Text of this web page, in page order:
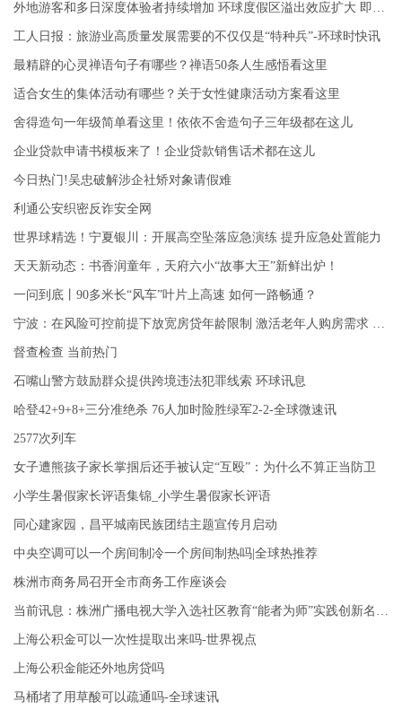
外地游客和多日深度体验者持续增加 环球度假区溢出效应扩大 即时焦点
工人日报：旅游业高质量发展需要的不仅仅是“特种兵”-环球时快讯
最精辟的心灵禅语句子有哪些？禅语50条人生感悟看这里
适合女生的集体活动有哪些？关于女性健康活动方案看这里
舍得造句一年级简单看这里！依依不舍造句子三年级都在这儿
企业贷款申请书模板来了！企业贷款销售话术都在这儿
今日热门!吴忠破解涉企社矫对象请假难
利通公安织密反诈安全网
世界球精选！宁夏银川：开展高空坠落应急演练 提升应急处置能力
天天新动态：书香润童年，天府六小“故事大王”新鲜出炉！
一问到底丨90多米长“风车”叶片上高速 如何一路畅通？
宁波：在风险可控前提下放宽房贷年龄限制 激活老年人购房需求 环球今亮点
督查检查 当前热门
石嘴山警方鼓励群众提供跨境违法犯罪线索 环球讯息
哈登42+9+8+三分准绝杀 76人加时险胜绿军2-2-全球微速讯
2577次列车
女子遭熊孩子家长掌掴后还手被认定“互殴”：为什么不算正当防卫
小学生暑假家长评语集锦_小学生暑假家长评语
同心建家园，昌平城南民族团结主题宣传月启动
中央空调可以一个房间制冷一个房间制热吗|全球热推荐
株洲市商务局召开全市商务工作座谈会
当前讯息：株洲广播电视大学入选社区教育“能者为师”实践创新名单！
上海公积金可以一次性提取出来吗-世界视点
上海公积金能还外地房贷吗
马桶堵了用草酸可以疏通吗-全球速讯